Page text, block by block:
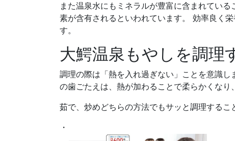
また温泉水にもミネラルが豊富に含まれてい
素が含有されるといわれています。 効率良く
す。
大鰐温泉もやしを調理
調理の際は「熱を入れ過ぎない」ことを意識
の歯ごたえは、熱が加わることで柔らかくなり
茹で、炒めどちらの方法でもサッと調理するこ
・